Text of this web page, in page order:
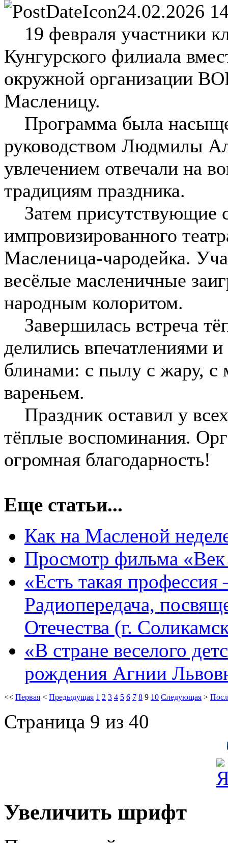
24.02.2026
19 февраля участники
Кунгурского филиала
окружной организации
Масленицу.
Программа была
руководством Людмилы
увлечением отвечали на
традициям праздника.
Затем присутствующие
импровизированного
Масленица-чародейка.
весёлые масленичные
народным колоритом.
Завершилась встреча
делились впечатлениями
блинами: с пылу с жару,
вареньем.
Праздник оставил у
тёплые воспоминания.
огромная благодарность!
Еще статьи...
Как на Масленой
Просмотр фильма «Век
«Есть такая
Радиопередача,
Отечества (г.
«В стране веселого
рождения Агнии
<< Первая < Предыдущая 1 2 3 4 5 6 7 8 9 10 Следующая >
Страница 9 из 40
Увеличить шрифт